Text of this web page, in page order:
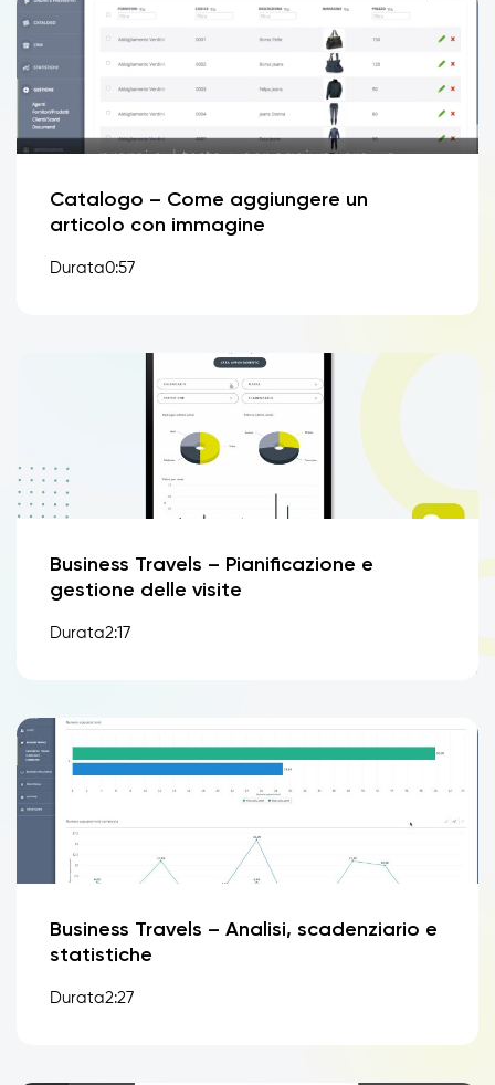
Catalogo – Come aggiungere un
articolo con immagine
Durata0:57
Business Travels – Pianificazione e
gestione delle visite
Durata2:17
Business Travels – Analisi, scadenziario e
statistiche
Durata2:27